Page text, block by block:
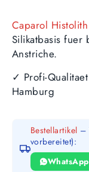
Caparol
Silikatbasis fuer
Anstriche.
✓ Profi-
Hamburg
Bestellartikel –
vorbereitet):